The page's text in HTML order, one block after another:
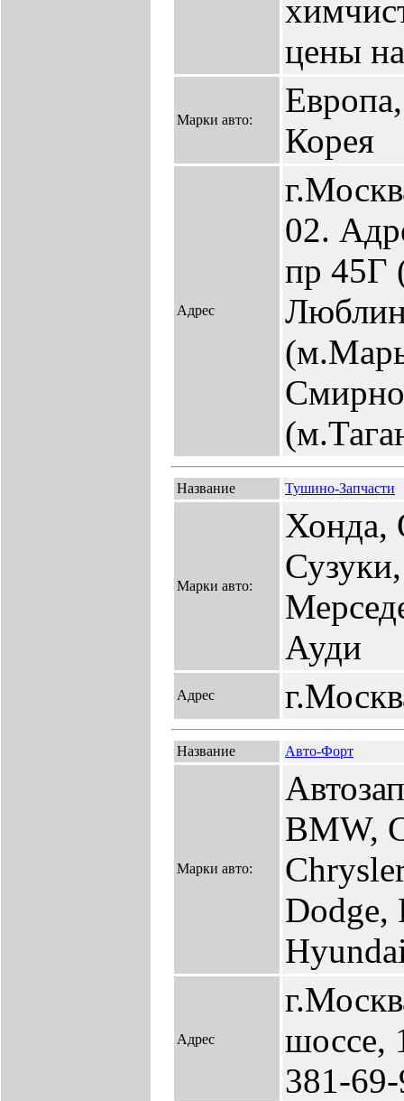
цены
Марки авто:
Корея
Адрес
02.
пр 45Г
Название Тушино-Запчасти
Марки авто:
Хонда,
Ауди
Адрес
Название Авто-Форт
Марки авто:
BMW,
Dodge,
Адрес
шоссе,
381-